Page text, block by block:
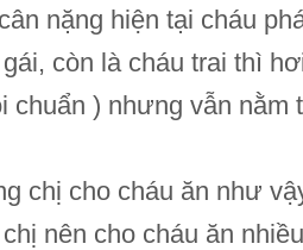
nặng hiện tại cháu
còn là cháu trai thì
chuẩn ) nhưng vẫn
chị cho cháu ăn như
nên cho cháu ăn